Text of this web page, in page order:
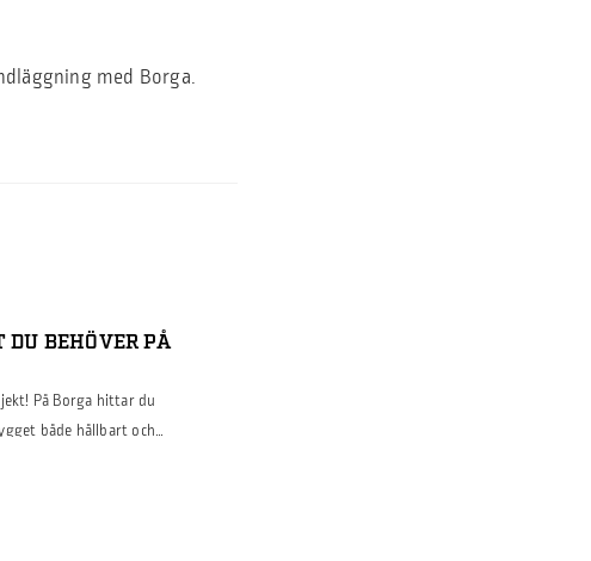
med Borga.
DU BEHÖVER PÅ
På Borga hittar du
både hållbart och
[…]